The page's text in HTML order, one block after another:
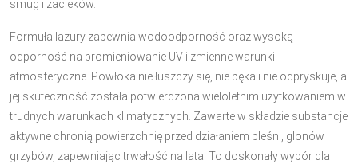
smug i zacieków.
Formuła lazury zapewnia wodoodporność oraz wysoką
odporność na promieniowanie UV i zmienne warunki
atmosferyczne. Powłoka nie łuszczy się, nie pęka i nie odpryskuje, a
jej skuteczność została potwierdzona wieloletnim użytkowaniem w
trudnych warunkach klimatycznych. Zawarte w składzie substancje
aktywne chronią powierzchnię przed działaniem pleśni, glonów i
grzybów, zapewniając trwałość na lata. To doskonały wybór dla